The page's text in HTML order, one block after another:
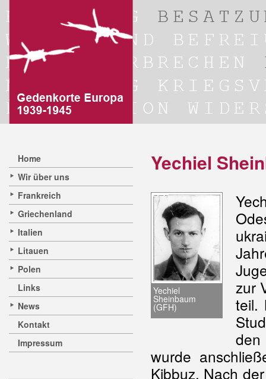
Home
Wir über uns
Frankreich
Griechenland
Italien
Litauen
Polen
Links
News
Kontakt
Impressum
Yechiel
Yechiel
Sheinbaum
(GFH)
zur
teil.
wurde
Kibbuz. Nach